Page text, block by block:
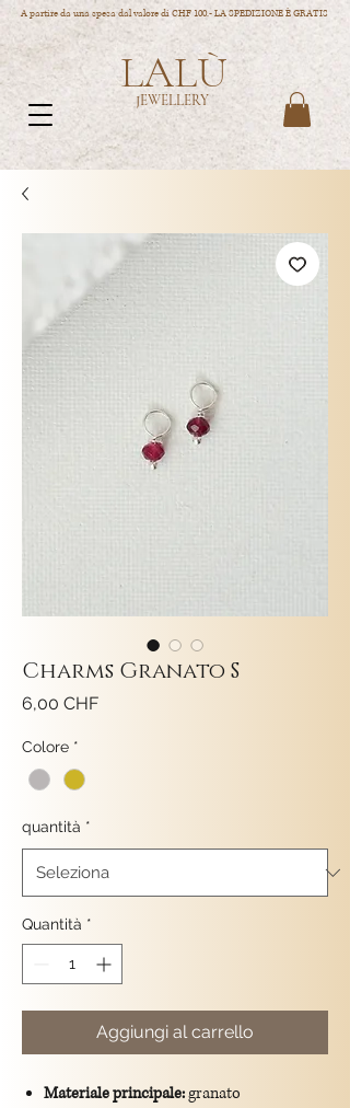
A partire da una spesa dal valore di CHF 100.- LA SPEDIZIONE È GRATIS
LALÙ
JEWELLERY
Charms Granato S
6,00 CHFPrezzo
Colore *
quantità *
Quantità *
Aggiungi al carrello
Materiale principale:granato